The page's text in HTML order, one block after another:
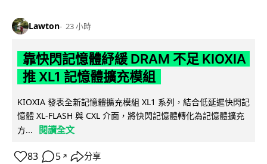
Lawton 23 小時
靠快閃記憶體紓緩 DRAM 不足 KIOXIA
推 XL1 記憶體擴充模組
KIOXIA 發表全新記憶體擴充模組 XL1 系列，結合低延遲快閃記
憶體 XL-FLASH 與 CXL 介面，將快閃記憶體轉化為記憶體擴充
方...
閱讀全文
83 5 ↗ 分享